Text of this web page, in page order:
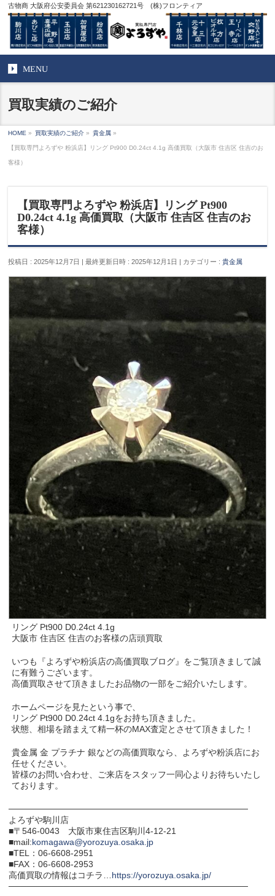
古物商 大阪府公安委員会 第621230162721号 (株)フロンティア
MENU
買取実績のご紹介
HOME » 買取実績のご紹介 » 貴金属 »
【買取専門よろずや 粉浜店】リング Pt900 D0.24ct 4.1g 高価買取（大阪市 住吉区 住吉のお
客様）
【買取専門よろずや 粉浜店】リング Pt900
D0.24ct 4.1g 高価買取（大阪市 住吉区 住吉のお
客様）
投稿日 : 2025年12月7日 最終更新日時 : 2025年12月1日 カテゴリー :貴金属
リング Pt900 D0.24ct 4.1g
大阪市 住吉区 住吉のお客様の店頭買取
いつも『よろずや粉浜店の高価買取ブログ』をご覧頂きまして誠
に有難うございます。
高価買取させて頂きましたお品物の一部をご紹介いたします。
ホームページを見たという事で、
リング Pt900 D0.24ct 4.1gをお持ち頂きました。
状態、相場を踏まえて精一杯のMAX査定とさせて頂きました！
貴金属 金 プラチナ 銀などの高価買取なら、よろずや粉浜店にお
任せください。
皆様のお問い合わせ、ご来店をスタッフ一同心よりお待ちいたし
ております。
───────────────────────────────────────
よろずや駒川店
■〒546-0043 大阪市東住吉区駒川4-12-21
■mail:komagawa@yorozuya.osaka.jp
■TEL：06-6608-2951
■FAX：06-6608-2953
高価買取の情報はコチラ… https://yorozuya.osaka.jp/
───────────────────────────────────────